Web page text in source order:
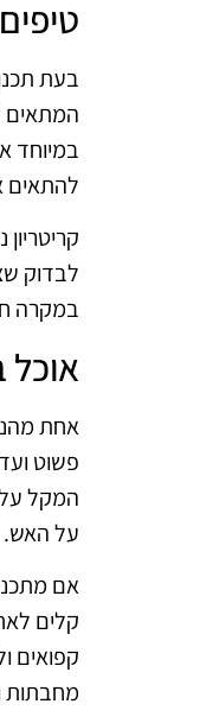
בעת
המתאים
במיוחד
להתאים
לבדוק
במקרה
אוכל
אחת
פשוט
המקל על
על האש.
אם
קלים
קפואים
מחבתות